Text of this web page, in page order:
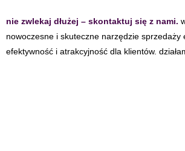
nie zwlekaj dłużej – skontaktuj się z nami.
nowoczesne i skuteczne narzędzie
efektywność i atrakcyjność dla klientów.